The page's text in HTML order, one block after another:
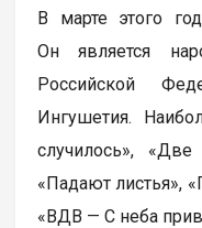
В марте этого
Он является
Российской
Ингушетия.
случилось»,
«Падают листья»,
«ВДВ — С неба